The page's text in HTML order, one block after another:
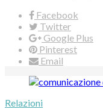
Facebook
Twitter
Google Plus
Pinterest
Email
Relazioni